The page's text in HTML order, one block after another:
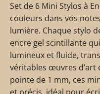
Set de 6 Mini Stylos à
couleurs dans vos
lumière. Chaque stylo
encre gel scintillante
lumineux et fluide,
véritables œuvres d’art
pointe de 1 mm, ces